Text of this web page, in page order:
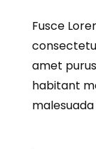
Fusce
amet
habitant